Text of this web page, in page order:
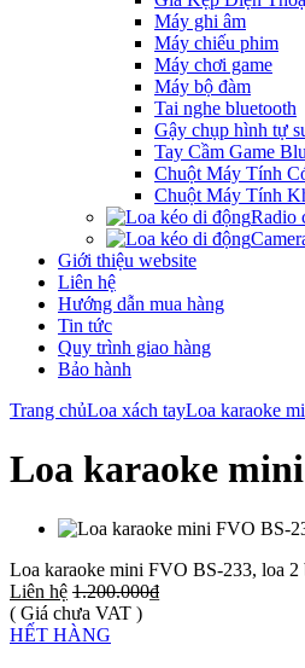
Máy ghi âm
Máy chiếu phim
Máy chơi game
Máy bộ đàm
Tai nghe bluetooth
Gậy chụp hình tự
Tay Cầm Game
Chuột Máy Tính
Chuột Máy Tính
Radio
Giới thiệu website
Liên hệ
Hướng dẫn mua hàng
Tin tức
Quy trình giao hàng
Bảo hành
Trang chủLoa xách tayLoa karaoke
Loa karaoke
Loa karaoke mini FVO BS-233, loa 2
Liên hệ 1.200.000₫
( Giá chưa VAT )
HẾT HÀNG